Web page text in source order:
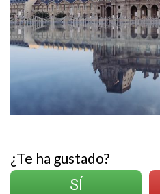
¿Te ha gustado?
SÍ